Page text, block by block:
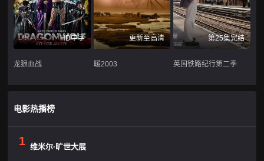
HD中字
龙狼血战
更新至高清
暖2003
第25集完结
英国铁路纪行第二季
电影热播榜
1 维米尔·旷世大展